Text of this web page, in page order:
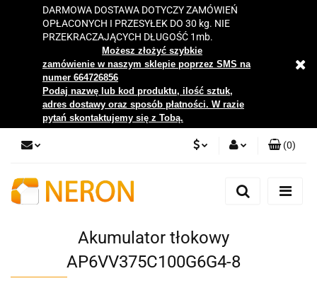
DARMOWA DOSTAWA DOTYCZY ZAMÓWIEŃ
OPŁACONYCH I PRZESYŁEK DO 30 kg. NIE
PRZEKRACZAJĄCYCH DŁUGOŚĆ 1mb.
Możesz złożyć szybkie
zamówienie w naszym sklepie poprzez SMS na
numer 664726856
Podaj nazwę lub kod produktu, ilość sztuk,
adres dostawy oraz sposób płatności. W razie
pytań skontaktujemy się z Tobą.
Zaloguj się
Zgody cookies
(0)
Akumulator tłokowy
AP6VV375C100G6G4-8